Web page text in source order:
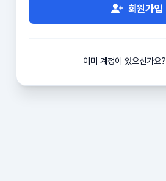
회원가입
이미 계정이 있으신가요?